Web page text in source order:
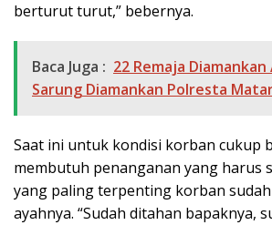
berturut turut,” bebernya.
Baca Juga : 22 Remaja
Sarung Diamankan Polresta
Saat ini untuk kondisi korban cukup
membutuh penanganan yang harus
yang paling terpenting korban
ayahnya. “Sudah ditahan bapaknya,